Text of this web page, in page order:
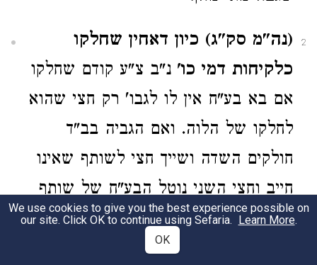
2
(נה"מ סק"ג) כיון דאחין שחלקו
כלקיחות דמי כו' נ"ב צ"ע קודם שחלקו
אם בא בע"ח אין לו לגבו' רק חצי שהוא
לחלקו של הלוה. ואם הגביה בב"ד
חולקים השדה ושייך חצי לשותף שאינו
חייב וחצי השני נוטל הבע"ח של שותף
השני. ואם חלקו השותפים מעצמן נימא
שיהיה לבע"ח זכות לגבות גם החלק
We use cookies to give you the best experience possible on
our site. Click OK to continue using Sefaria. Learn More.
OK